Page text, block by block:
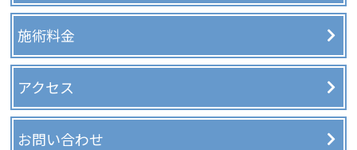
施術料金
アクセス
お問い合わせ